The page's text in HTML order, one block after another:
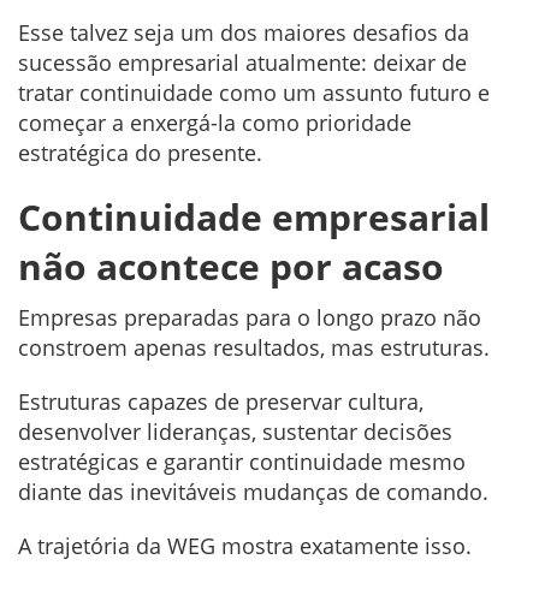
Esse talvez seja um dos maiores desafios da
sucessão empresarial atualmente: deixar de
tratar continuidade como um assunto futuro e
começar a enxergá-la como prioridade
estratégica do presente.
Continuidade empresarial
não acontece por acaso
Empresas preparadas para o longo prazo não
constroem apenas resultados, mas estruturas.
Estruturas capazes de preservar cultura,
desenvolver lideranças, sustentar decisões
estratégicas e garantir continuidade mesmo
diante das inevitáveis mudanças de comando.
A trajetória da WEG mostra exatamente isso.